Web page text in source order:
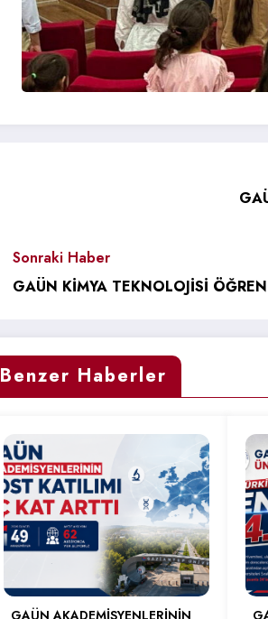
Sonraki Haber
GAÜN KİMYA TEKNOLOJİSİ
Benzer Haberler
GAÜN AKADEMİSYENLERİNİN